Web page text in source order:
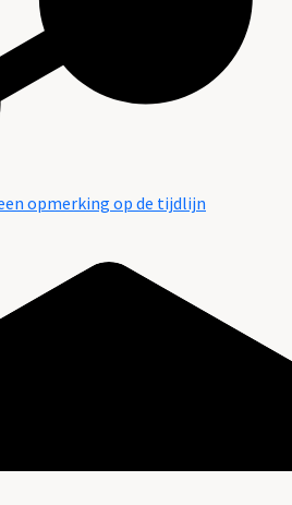
opmerking op de tijdlijn